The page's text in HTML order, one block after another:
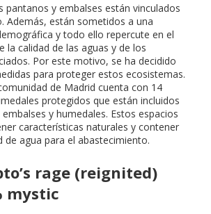
pantanos y embalses están vinculados
Además, están sometidos a una
y todo ello repercute en el
la calidad de las aguas y de los
Por este motivo, se ha decidido
para proteger estos ecosistemas.
de Madrid cuenta con 14
protegidos que están incluidos
y humedales. Estos espacios
características naturales y contener
de agua para el abastecimiento.
rage (reignited)
mystic